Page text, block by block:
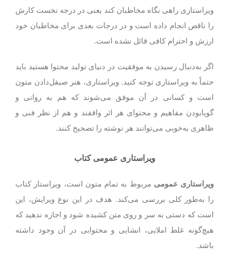
ویراستاری راهی نگاه مخاطبان کند یعنی در درجه نخست کارش
را ناقص انجام داده است و در درجات بعدی برای مخاطبان خود
ارزش و احترام کافی قائل نشده است.
اگر به‌دنبال رسیدن به موفقیت در دنیای تولید محتوا هستید باید
حتماً به ویراستاری توجه کنید. ویراستاری، هنر صیقل‌دادن متون
است و کسانی در آن موفق می‌شوند که هم به روانی و
گویابودن مفاهیم و محتوای هر اثر واقفند و هم از نظر فنی و
ظاهری به‌خوبی می‌توانند هر نوشته را تصحیح کنند.
ویراستاری عمومی کتاب
ویراستاری عمومی مربوط به تمام متون است، ویراستار کتاب
را به‌طور کلی بررسی می‌کند. هدف در این نوع ویرایش، این
است که دستی به سر و روی متن کشیده شود و اجازه ندهید که
هیچ‌گونه غلط املایی، انشایی و محتوایی در آن وجود داشته
باشد.